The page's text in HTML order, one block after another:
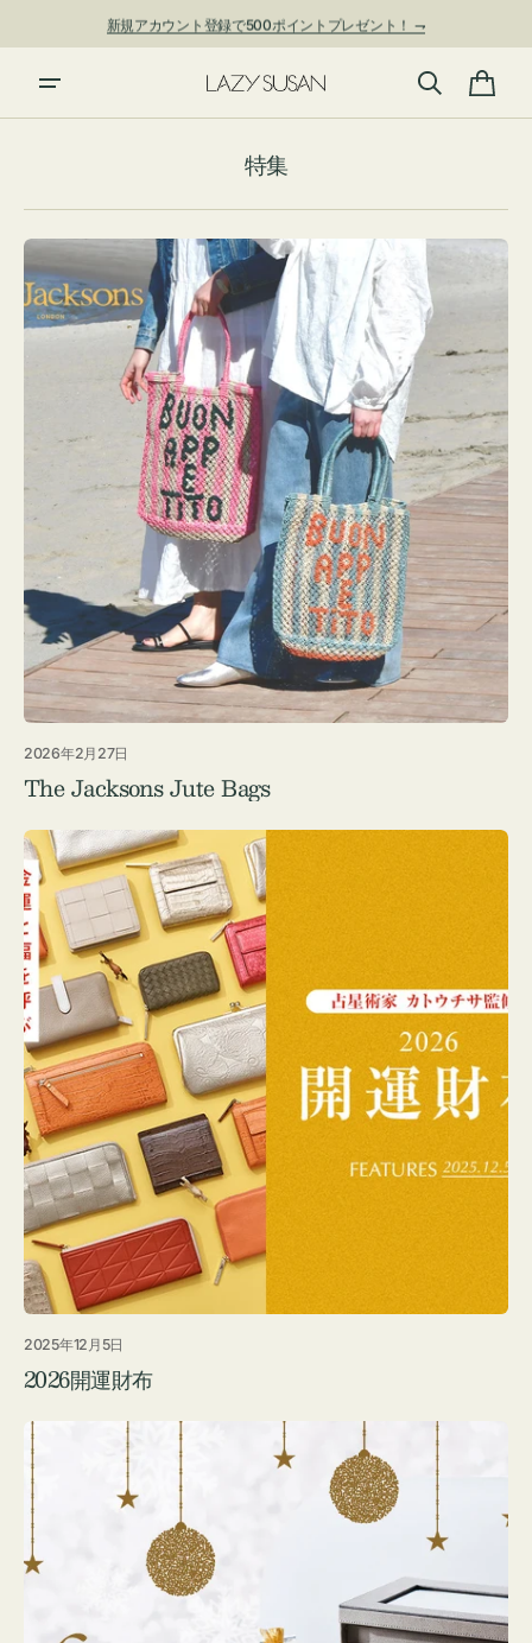
む
新規アカウント登録で500ポイントプレゼント！ ⇁
カ
特集
2026年2月27日
The Jacksons Jute Bags
2025年12月5日
2026開運財布